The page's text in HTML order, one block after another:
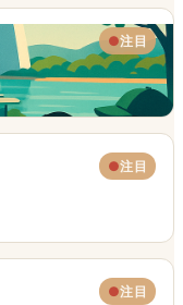
注目
注目
注目